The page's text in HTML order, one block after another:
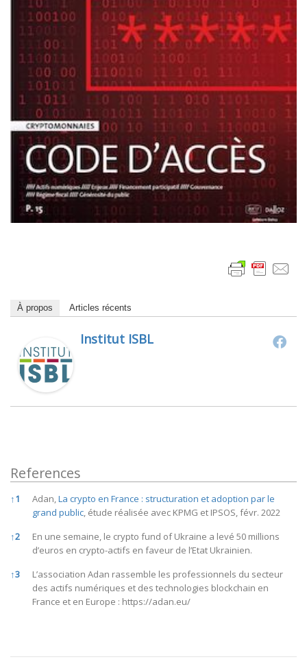
À propos Articles récents
Institut ISBL
References
References
↑1 Adan,La crypto en France : structuration et adoption par le
grand public, étude réalisée avec KPMG et IPSOS, févr. 2022
↑2
En une semaine, le crypto fund of Ukraine a levé 50 millions
d’euros en crypto-actifs en faveur de l’Etat Ukrainien.
↑3
L’association Adan rassemble les professionnels du secteur
des actifs numériques et des technologies blockchain en
France et en Europe : https://adan.eu/